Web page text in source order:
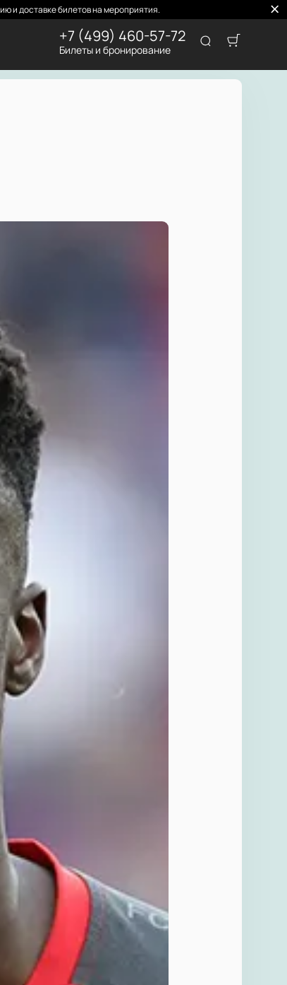
и доставке билетов на мероприятия.
+7 (499) 460-57-72
Билеты и бронирование